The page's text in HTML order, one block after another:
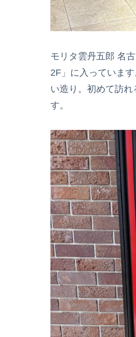
モリタ雲丹五郎 名
2F」に入っていま
い造り。初めて訪
す。